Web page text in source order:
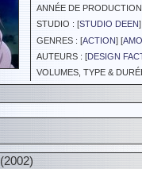
ANNÉE DE
STUDIO : [STUDIO DEEN]
GENRES : [ACTION] [
AUTEURS : [DESIGN
VOLUMES, TYPE &
(2002)